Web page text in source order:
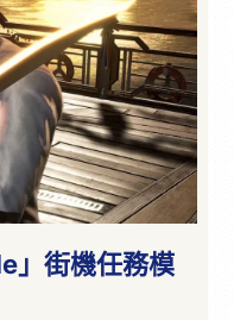
」街機任務模